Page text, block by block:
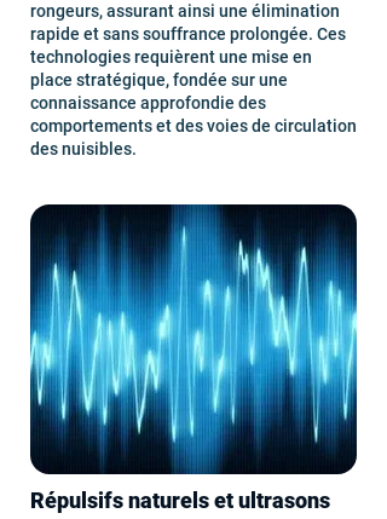
rongeurs, assurant ainsi une élimination
rapide et sans souffrance prolongée. Ces
technologies requièrent une mise en
place stratégique, fondée sur une
connaissance approfondie des
comportements et des voies de circulation
des nuisibles.
Répulsifs naturels et ultrasons